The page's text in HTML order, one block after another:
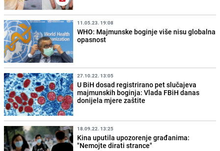
11.05.23. 19:08
WHO: Majmunske boginje više nisu globalna
opasnost
27.10.22. 13:05
U BiH dosad registrirano pet slučajeva
majmunskih boginja: Vlada FBiH danas
donijela mjere zaštite
18.09.22. 13:25
Kina uputila upozorenje građanima:
"Nemojte dirati strance"